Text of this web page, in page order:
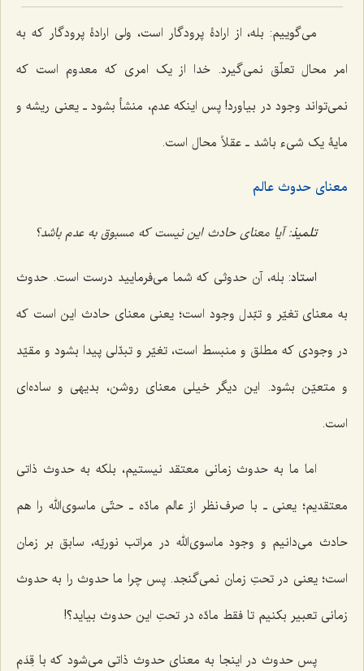
می‌گوییم: بله، از ارادۀ پرودگار است، ولی ارادۀ پرودگار که به
امر محال تعلّق نمی‌گیرد. خدا از یک امری که معدوم است که
نمی‌تواند وجود در بیاورد! پس اینکه عدم، منشأ بشود ـ یعنی ریشه و
مایۀ یک شیء باشد ـ عقلاً محال است.
معنای حدوث عالم
تلمیذ: آیا معنای حادث این نیست که مسبوق به عدم باشد؟
استاد: بله، آن حدوثی که شما می‌فرمایید درست است. حدوث
به معنای تغیّر و تبّدل وجود است؛ یعنی معنای حادث این است که
در وجودی که مطلق و منبسط است، تغیّر و تبدّلی پیدا بشود و مقیّد
و متعیّن بشود. این دیگر خیلی معنای روشن، بدیهی و ساده‌ای
است.
اما ما به حدوث زمانی معتقد نیستیم، بلکه به حدوث ذاتی
معتقدیم؛ یعنی ـ با صرف نظر از عالم مادّه ـ حتّی ماسوی‌الله را هم
حادث می‌دانیم و وجود ماسوی‌الله در مراتب نوریّه، سابق بر زمان
است؛ یعنی در تحتِ زمان نمی‌گنجد. پس چرا ما حدوث را به حدوث
زمانی تعبیر بکنیم تا فقط مادّه در تحتِ این حدوث بیاید؟!
پس حدوث در اینجا به معنای حدوث ذاتی می‌شود که با قِدَم